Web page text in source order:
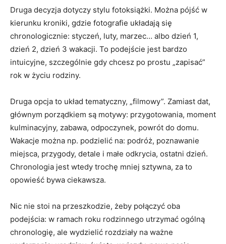
Druga decyzja dotyczy stylu fotoksiążki. Można pójść w
kierunku kroniki, gdzie fotografie układają się
chronologicznie: styczeń, luty, marzec… albo dzień 1,
dzień 2, dzień 3 wakacji. To podejście jest bardzo
intuicyjne, szczególnie gdy chcesz po prostu „zapisać”
rok w życiu rodziny.
Druga opcja to układ tematyczny, „filmowy”. Zamiast dat,
głównym porządkiem są motywy: przygotowania, moment
kulminacyjny, zabawa, odpoczynek, powrót do domu.
Wakacje można np. podzielić na: podróż, poznawanie
miejsca, przygody, detale i małe odkrycia, ostatni dzień.
Chronologia jest wtedy trochę mniej sztywna, za to
opowieść bywa ciekawsza.
Nic nie stoi na przeszkodzie, żeby połączyć oba
podejścia: w ramach roku rodzinnego utrzymać ogólną
chronologię, ale wydzielić rozdziały na ważne